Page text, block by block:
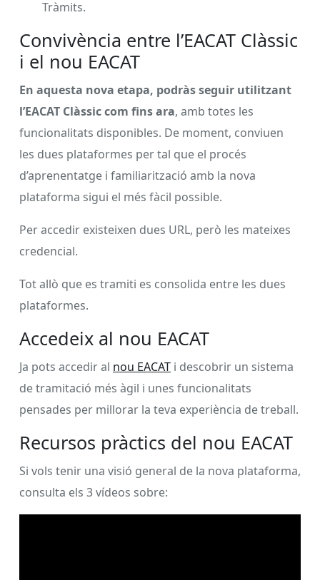
Tràmits.
Convivència entre l’EACAT Clàssic
i el nou EACAT
En aquesta nova etapa, podràs seguir utilitzant
l’EACAT Clàssic com fins ara, amb totes les
funcionalitats disponibles. De moment, conviuen
les dues plataformes per tal que el procés
d’aprenentatge i familiarització amb la nova
plataforma sigui el més fàcil possible.
Per accedir existeixen dues URL, però les mateixes
credencial.
Tot allò que es tramiti es consolida entre les dues
plataformes.
Accedeix al nou EACAT
Ja pots accedir al nou EACAT i descobrir un sistema
de tramitació més àgil i unes funcionalitats
pensades per millorar la teva experiència de treball.
Recursos pràctics del nou EACAT
Si vols tenir una visió general de la nova plataforma,
consulta els 3 vídeos sobre: